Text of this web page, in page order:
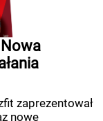
zaprezentował
nowe